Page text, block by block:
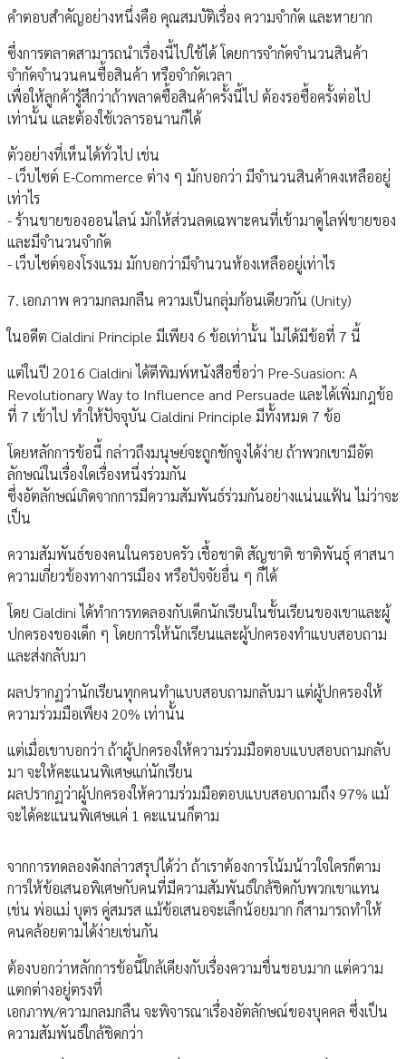
คำตอบสำคัญอย่างหนึ่งคือ คุณสมบัติเรื่อง ความจำกัด และหายาก
ซึ่งการตลาดสามารถนำเรื่องนี้ไปใช้ได้ โดยการจำกัดจำนวนสินค้า
จำกัดจำนวนคนซื้อสินค้า หรือจำกัดเวลา
เพื่อให้ลูกค้ารู้สึกว่าถ้าพลาดซื้อสินค้าครั้งนี้ไป ต้องรอซื้อครั้งต่อไป
เท่านั้น และต้องใช้เวลารอนานก็ได้
ตัวอย่างที่เห็นได้ทั่วไป เช่น
- เว็บไซต์ E-Commerce ต่าง ๆ มักบอกว่า มีจำนวนสินค้าคงเหลืออยู่
เท่าไร
- ร้านขายของออนไลน์ มักให้ส่วนลดเฉพาะคนที่เข้ามาดูไลฟ์ขายของ
และมีจำนวนจำกัด
- เว็บไซต์จองโรงแรม มักบอกว่ามีจำนวนห้องเหลืออยู่เท่าไร
7. เอกภาพ ความกลมกลืน ความเป็นกลุ่มก้อนเดียวกัน (Unity)
ในอดีต Cialdini Principle มีเพียง 6 ข้อเท่านั้น ไม่ได้มีข้อที่ 7 นี้
แต่ในปี 2016 Cialdini ได้ตีพิมพ์หนังสือชื่อว่า Pre-Suasion: A
Revolutionary Way to Influence and Persuade และได้เพิ่มกฎข้อ
ที่ 7 เข้าไป ทำให้ปัจจุบัน Cialdini Principle มีทั้งหมด 7 ข้อ
โดยหลักการข้อนี้ กล่าวถึงมนุษย์จะถูกชักจูงได้ง่าย ถ้าพวกเขามีอัต
ลักษณ์ในเรื่องใดเรื่องหนึ่งร่วมกัน
ซึ่งอัตลักษณ์เกิดจากการมีความสัมพันธ์ร่วมกันอย่างแน่นแฟ้น ไม่ว่าจะ
เป็น
ความสัมพันธ์ของคนในครอบครัว เชื้อชาติ สัญชาติ ชาติพันธุ์ ศาสนา
ความเกี่ยวข้องทางการเมือง หรือปัจจัยอื่น ๆ ก็ได้
โดย Cialdini ได้ทำการทดลองกับเด็กนักเรียนในชั้นเรียนของเขาและผู้
ปกครองของเด็ก ๆ โดยการให้นักเรียนและผู้ปกครองทำแบบสอบถาม
และส่งกลับมา
ผลปรากฏว่านักเรียนทุกคนทำแบบสอบถามกลับมา แต่ผู้ปกครองให้
ความร่วมมือเพียง 20% เท่านั้น
แต่เมื่อเขาบอกว่า ถ้าผู้ปกครองให้ความร่วมมือตอบแบบสอบถามกลับ
มา จะให้คะแนนพิเศษแก่นักเรียน
ผลปรากฏว่าผู้ปกครองให้ความร่วมมือตอบแบบสอบถามถึง 97% แม้
จะได้คะแนนพิเศษแค่ 1 คะแนนก็ตาม
จากการทดลองดังกล่าวสรุปได้ว่า ถ้าเราต้องการโน้มน้าวใจใครก็ตาม
การให้ข้อเสนอพิเศษกับคนที่มีความสัมพันธ์ใกล้ชิดกับพวกเขาแทน
เช่น พ่อแม่ บุตร คู่สมรส แม้ข้อเสนอจะเล็กน้อยมาก ก็สามารถทำให้
คนคล้อยตามได้ง่ายเช่นกัน
ต้องบอกว่าหลักการข้อนี้ใกล้เคียงกับเรื่องความชื่นชอบมาก แต่ความ
แตกต่างอยู่ตรงที่
เอกภาพ/ความกลมกลืน จะพิจารณาเรื่องอัตลักษณ์ของบุคคล ซึ่งเป็น
ความสัมพันธ์ใกล้ชิดกว่า